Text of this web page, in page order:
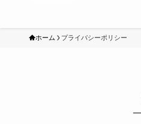
ホーム プライバシーポリシー